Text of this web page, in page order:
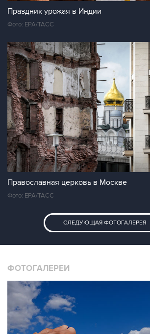
Праздник урожая в Индии
Фото: ЕРА/ТАСС
Православная церковь в Москве
Фото: ЕРА/ТАСС
СЛЕДУЮЩАЯ ФОТОГАЛЕРЕЯ
ФОТОГАЛЕРЕИ